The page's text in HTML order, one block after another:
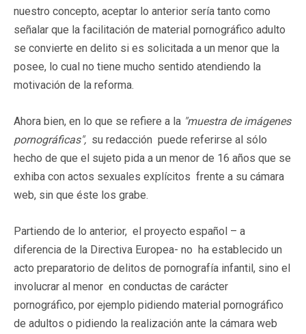
nuestro concepto, aceptar lo anterior sería tanto como
señalar que la facilitación de material pornográfico adulto
se convierte en delito si es solicitada a un menor que la
posee, lo cual no tiene mucho sentido atendiendo la
motivación de la reforma.
Ahora bien, en lo que se refiere a la "muestra de imágenes
pornográficas", su redacción puede referirse al sólo
hecho de que el sujeto pida a un menor de 16 años que se
exhiba con actos sexuales explícitos frente a su cámara
web, sin que éste los grabe.
Partiendo de lo anterior, el proyecto español – a
diferencia de la Directiva Europea- no ha establecido un
acto preparatorio de delitos de pornografía infantil, sino el
involucrar al menor en conductas de carácter
pornográfico, por ejemplo pidiendo material pornográfico
de adultos o pidiendo la realización ante la cámara web